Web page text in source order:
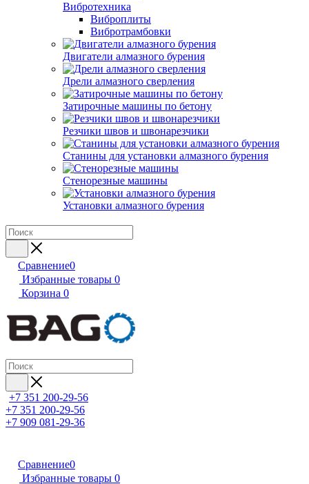
Вибротехника
Виброплиты
Вибротрамбовки
Двигатели алмазного бурения
Дрели алмазного сверления
Затирочные машины по бетону
Резчики швов и швонарезчики
Станины для установки алмазного бурения
Стенорезные машины
Установки алмазного бурения
Сравнение0
Избранные товары 0
Корзина 0
+7 351 200-29-56
+7 351 200-29-56
+7 909 081-29-36
Сравнение0
Избранные товары 0